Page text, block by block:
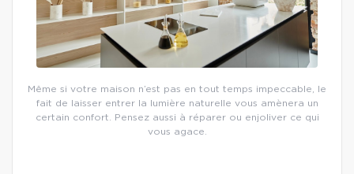
Même si votre maison n’est pas en tout temps impeccable, le
fait de laisser entrer la lumière naturelle vous amènera un
certain confort. Pensez aussi à réparer ou enjoliver ce qui
vous agace.